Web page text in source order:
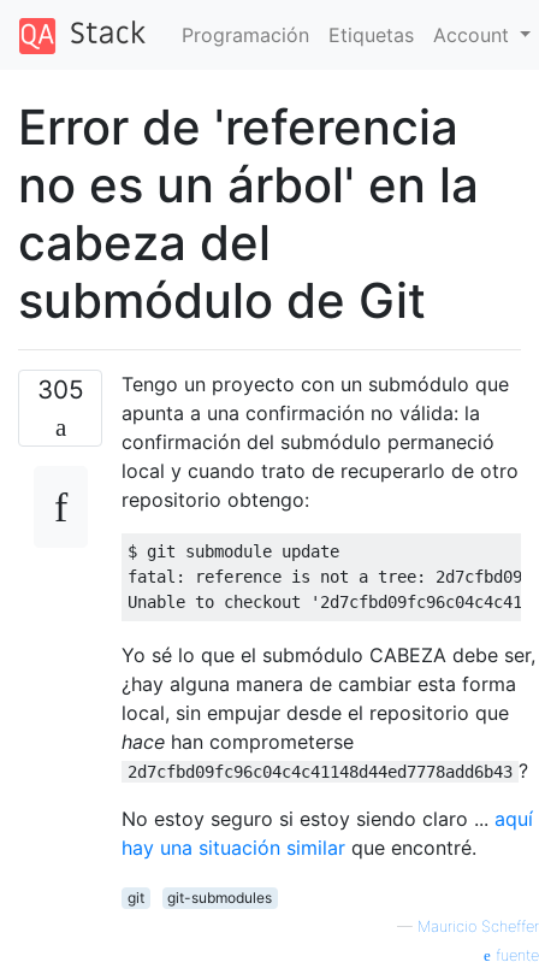
Programación Etiquetas Account
Error de 'referencia
no es un árbol' en la
cabeza del
submódulo de Git
305
Tengo un proyecto con un submódulo que
apunta a una confirmación no válida: la
confirmación del submódulo permaneció
local y cuando trato de recuperarlo de otro
repositorio obtengo:
$ git submodule update
fatal: reference is not a tree:
Yo sé lo que el submódulo CABEZA debe ser,
¿hay alguna manera de cambiar esta forma
local, sin empujar desde el repositorio que
hace han comprometerse
2d7cfbd09fc96c04c4c41148d44ed7778add6b43 ?
No estoy seguro si estoy siendo claro ... aquí
hay una situación similar que encontré.
git
git-submodules
— Mauricio Scheffer
fuente